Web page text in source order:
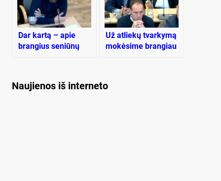
Dar kartą – apie
brangius seniūnų
Už atliekų tvarkymą
mokėsime brangiau
Naujienos iš interneto